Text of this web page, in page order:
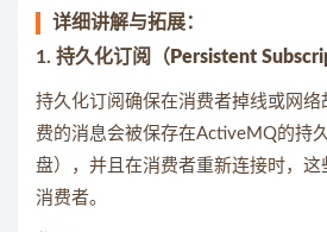
详细讲解与拓展：
1. 持久化订阅（Persistent
持久化订阅确保在消费者掉线或网络
费的消息会被保存在ActiveMQ的持
盘），并且在消费者重新连接时，这
消费者。